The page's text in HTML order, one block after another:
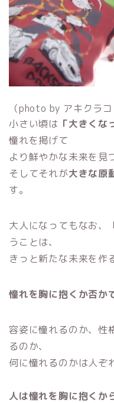
（photo by アキクラコ
小さい頃は 「大きくな
憧れを掲げて
より鮮やかな未来を見
そしてそれが大きな原
す。
大人になってもなお、
うことは、
きっと新たな未来を作
憧れを胸に抱くか否か
容姿に憧れるのか、性
るのか、
何に憧れるのかは人ぞ
人は憧れを胸に抱くか